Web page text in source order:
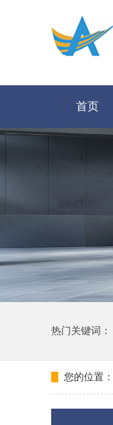
首页
热门关键词：
您的位置：